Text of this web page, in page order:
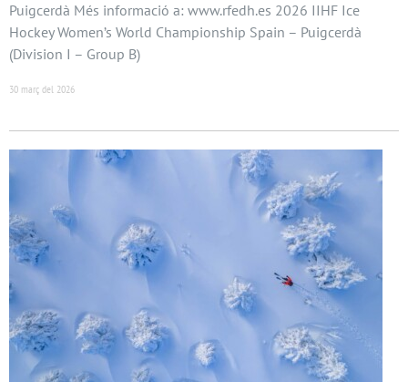
Puigcerdà Més informació a: www.rfedh.es 2026 IIHF Ice
Hockey Women’s World Championship Spain – Puigcerdà
(Division I – Group B)
30 març del 2026